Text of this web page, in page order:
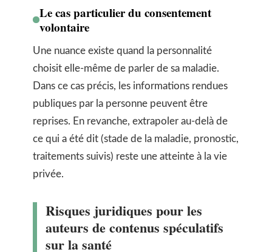
Le cas particulier du consentement
volontaire
Une nuance existe quand la personnalité
choisit elle-même de parler de sa maladie.
Dans ce cas précis, les informations rendues
publiques par la personne peuvent être
reprises. En revanche, extrapoler au-delà de
ce qui a été dit (stade de la maladie, pronostic,
traitements suivis) reste une atteinte à la vie
privée.
Risques juridiques pour les
auteurs de contenus spéculatifs
sur la santé